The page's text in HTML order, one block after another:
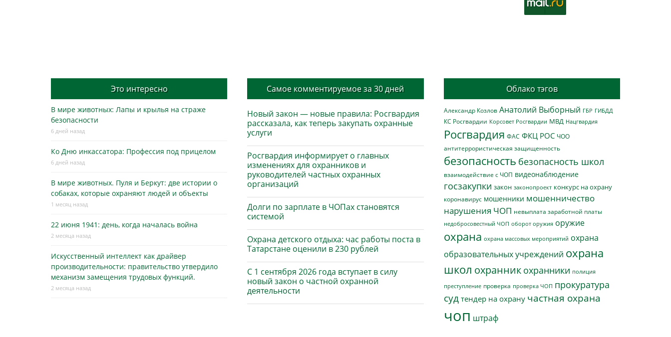
Это интересно
В мире животных: Лапы и крылья на страже
безопасности
6 дней назад
Ко Дню инкассатора: Профессия под прицелом
6 дней назад
В мире животных. Пуля и Беркут: две истории о
собаках, которые охраняют людей и объекты
1 месяц назад
22 июня 1941: день, когда началась война
2 месяца назад
Искусственный интеллект как драйвер
производительности: правительство утвердило
механизм замещения трудовых функций.
2 месяца назад
Самое комментируемое за 30 дней
Новый закон — новые правила: Росгвардия
рассказала, как теперь закупать охранные
услуги
Росгвардия информирует о главных
изменениях для охранников и
руководителей частных охранных
организаций
Долги по зарплате в ЧОПах становятся
системой
Охрана детского отдыха: час работы поста в
Татарстане оценили в 230 рублей
С 1 сентября 2026 года вступает в силу
новый закон о частной охранной
деятельности
Облако тэгов
Александр Козлов Анатолий Выборный ГБР ГИБДД
КС Росгвардии Корсовет Росгвардии МВД Нацгвардия
Росгвардия ФАС ФКЦ РОС ЧОО
антитеррористическая защищенность
безопасность безопасность школ
взаимодействие с ЧОП видеонаблюдение
госзакупки закон законопроект конкурс на охрану
коронавирус мошенники мошенничество
нарушения ЧОП невыплата заработной платы
недобросовестный ЧОП оборот оружия оружие
охрана охрана массовых мероприятий охрана
образовательных учреждений охрана
школ охранник охранники полиция
преступление проверка проверка ЧОП прокуратура
суд тендер на охрану частная охрана
чоп штраф